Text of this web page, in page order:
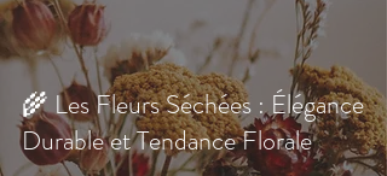
🌾 Les Fleurs Séchées : Élégance
Durable et Tendance Florale